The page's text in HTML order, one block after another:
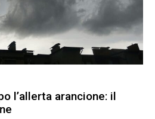
l’allerta arancione: il